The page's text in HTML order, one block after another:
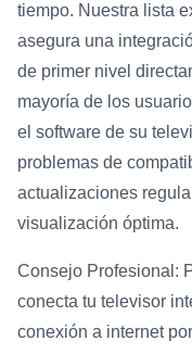
tiempo. Nuestra lista
asegura una
de primer nivel
mayoría de los
el software de su
problemas de
actualizaciones
visualización óptima.
Consejo Profesional:
conecta tu televisor
conexión a internet